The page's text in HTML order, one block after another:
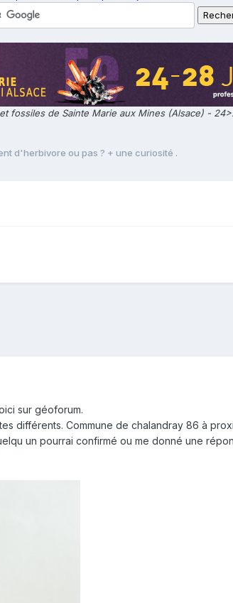
fossiles de Sainte Marie aux Mines (Alsace) -
d'herbivore ou pas ? + une curiosité .
sur géoforum.
différents. Commune de chalandray 86 à
un pourrai confirmé ou me donné une